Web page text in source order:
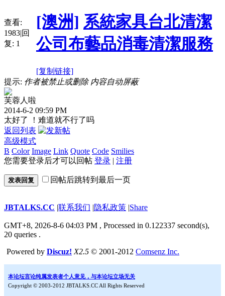
查看:
1983|回
复: 1
[澳洲] 系統家具台北清潔
公司布藝品消毒清潔服務
[复制链接]
提示: 作者被禁止或删除 内容自动屏蔽
芙蓉人啦
2014-6-2 09:59 PM
太好了 ！难道就不行了吗
返回列表
高级模式
B Color Image Link Quote Code Smilies
您需要登录后才可以回帖 登录 | 注册
发表回复 回帖后跳转到最后一页
JBTALKS.CC |联系我们 |隐私政策 |Share
GMT+8, 2026-8-6 04:03 PM , Processed in 0.122337 second(s),
20 queries .
Powered by Discuz! X2.5 © 2001-2012 Comsenz Inc.
本论坛言论纯属发表者个人意见，与本论坛立场无关
Copyright © 2003-2012 JBTALKS.CC All Rights Reserved